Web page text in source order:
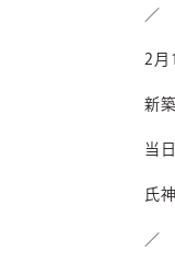
／
2月
新
当
氏
／